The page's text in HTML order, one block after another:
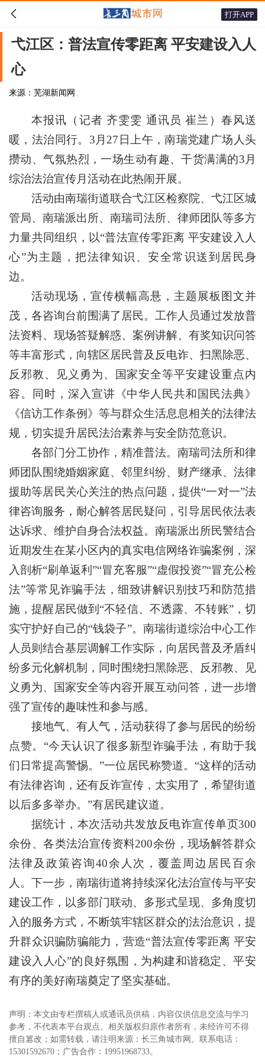
 打开APP
弋江区：普法宣传零距离 平安建设入人
心
来源：芜湖新闻网
本报讯（记者 齐雯雯 通讯员 崔兰）春风送
暖，法治同行。3月27日上午，南瑞党建广场人头
攒动、气氛热烈，一场生动有趣、干货满满的3月
综治法治宣传月活动在此热闹开展。
活动由南瑞街道联合弋江区检察院、弋江区城
管局、南瑞派出所、南瑞司法所、律师团队等多方
力量共同组织，以“普法宣传零距离 平安建设入人
心”为主题，把法律知识、安全常识送到居民身
边。
活动现场，宣传横幅高悬，主题展板图文并
茂，各咨询台前围满了居民。工作人员通过发放普
法资料、现场答疑解惑、案例讲解、有奖知识问答
等丰富形式，向辖区居民普及反电诈、扫黑除恶、
反邪教、见义勇为、国家安全等平安建设重点内
容。同时，深入宣讲《中华人民共和国民法典》
《信访工作条例》等与群众生活息息相关的法律法
规，切实提升居民法治素养与安全防范意识。
各部门分工协作，精准普法。南瑞司法所和律
师团队围绕婚姻家庭、邻里纠纷、财产继承、法律
援助等居民关心关注的热点问题，提供“一对一”法
律咨询服务，耐心解答居民疑问，引导居民依法表
达诉求、维护自身合法权益。南瑞派出所民警结合
近期发生在某小区内的真实电信网络诈骗案例，深
入剖析“刷单返利”“冒充客服”“虚假投资”“冒充公检
法”等常见诈骗手法，细致讲解识别技巧和防范措
施，提醒居民做到“不轻信、不透露、不转账”，切
实守护好自己的“钱袋子”。南瑞街道综治中心工作
人员则结合基层调解工作实际，向居民普及矛盾纠
纷多元化解机制，同时围绕扫黑除恶、反邪教、见
义勇为、国家安全等内容开展互动问答，进一步增
强了宣传的趣味性和参与感。
接地气、有人气，活动获得了参与居民的纷纷
点赞。“今天认识了很多新型诈骗手法，有助于我
们日常提高警惕。”一位居民称赞道。“这样的活动
有法律咨询，还有反诈宣传，太实用了，希望街道
以后多多举办。”有居民建议道。
据统计，本次活动共发放反电诈宣传单页300
余份、各类法治宣传资料200余份，现场解答群众
法律及政策咨询40余人次，覆盖周边居民百余
人。下一步，南瑞街道将持续深化法治宣传与平安
建设工作，以多部门联动、多形式呈现、多角度切
入的服务方式，不断筑牢辖区群众的法治意识，提
升群众识骗防骗能力，营造“普法宣传零距离 平安
建设入人心”的良好氛围，为构建和谐稳定、平安
有序的美好南瑞奠定了坚实基础。
声明：本文由专栏撰稿人或通讯员供稿，内容仅供信息交流与学习
参考，不代表本平台观点。相关版权归原作者所有，未经许可不得
擅自篡改；如需转载，请注明来源：长三角城市网。联系电话：
15301592670；广告合作：19951968733。